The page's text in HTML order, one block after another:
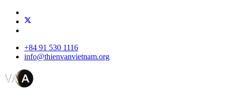
+84 91 530 1116
info@thienvanvietnam.org